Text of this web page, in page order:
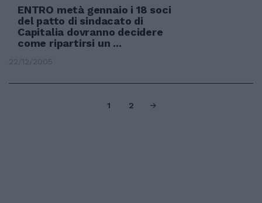
ENTRO metà gennaio i 18 soci
del patto di sindacato di
Capitalia dovranno decidere
come ripartirsi un ...
22/12/2005
1 2